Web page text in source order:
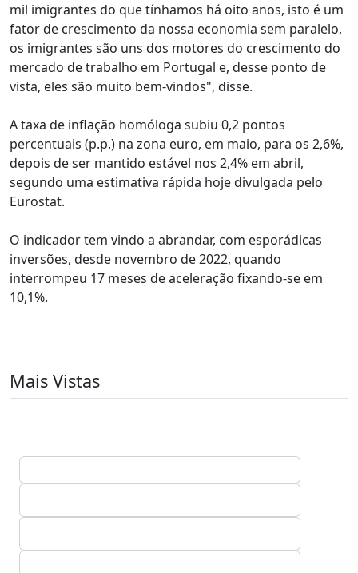
mil imigrantes do que tínhamos há oito anos, isto é um
fator de crescimento da nossa economia sem paralelo,
os imigrantes são uns dos motores do crescimento do
mercado de trabalho em Portugal e, desse ponto de
vista, eles são muito bem-vindos", disse.
A taxa de inflação homóloga subiu 0,2 pontos
percentuais (p.p.) na zona euro, em maio, para os 2,6%,
depois de ser mantido estável nos 2,4% em abril,
segundo uma estimativa rápida hoje divulgada pelo
Eurostat.
O indicador tem vindo a abrandar, com esporádicas
inversões, desde novembro de 2022, quando
interrompeu 17 meses de aceleração fixando-se em
10,1%.
Mais Vistas